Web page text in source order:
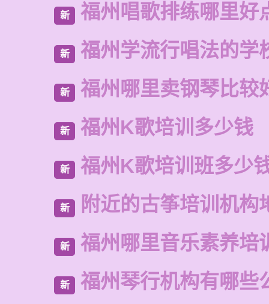
新 福州唱歌排练哪里好
新 福州学流行唱法的学
新 福州哪里卖钢琴比较
新 福州K歌培训多少钱
新 福州K歌培训班多少
新 附近的古筝培训机构
新 福州哪里音乐素养培
新 福州琴行机构有哪些